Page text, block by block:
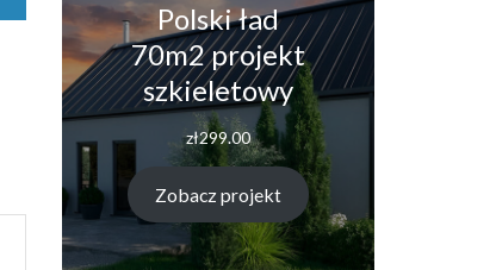
Polski ład
70m2 projekt
szkieletowy
zł299.00
Zobacz projekt